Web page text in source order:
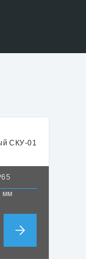
СКУ-01
мм